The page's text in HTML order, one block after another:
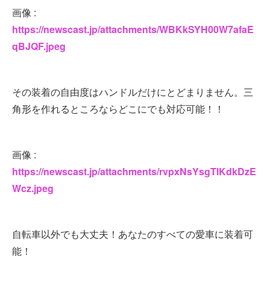
画像 :
https://newscast.jp/attachments/WBKkSYH00W7afaE
qBJQF.jpeg
その装着の自由度はハンドルだけにとどまりません。三
角形を作れるところならどこにでも対応可能！！
画像 :
https://newscast.jp/attachments/rvpxNsYsgTIKdkDzE
Wcz.jpeg
自転車以外でも大丈夫！あなたのすべての愛車に装着可
能！